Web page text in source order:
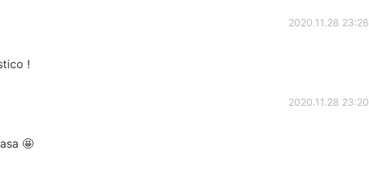
2020.11.28 23:26
!
2020.11.28 23:20
🤩